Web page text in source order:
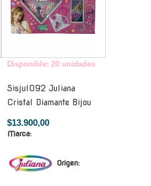
Disponible: 20 unidades
Sisjul092 Juliana
Cristal Diamante Bijou
$13.900,00
Marca:
Origen: